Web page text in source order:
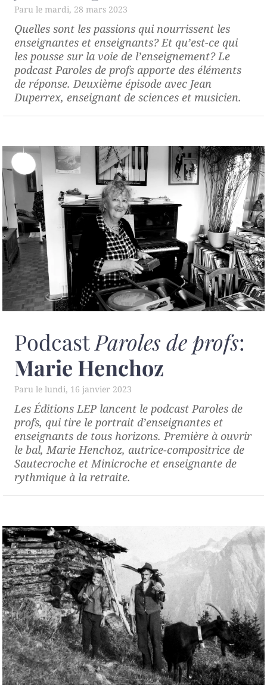
mardi, 28 mars 2023
Quelles sont les passions qui nourrissent les
enseignantes et enseignants? Et qu’est-ce qui
les pousse sur la voie de l’enseignement? Le
podcastParoles de profs apporte des éléments
de réponse. Deuxième épisode avec Jean
Duperrex, enseignant de sciences et musicien.
PodcastParoles de profs:
Marie Henchoz
lundi, 16 janvier 2023
Les Éditions LEP lancent le podcastParoles de
profs, qui tire le portrait d’enseignantes et
enseignants de tous horizons. Première à ouvrir
le bal, Marie Henchoz, autrice-compositrice de
Sautecroche et Minicroche et enseignante de
rythmique à la retraite.